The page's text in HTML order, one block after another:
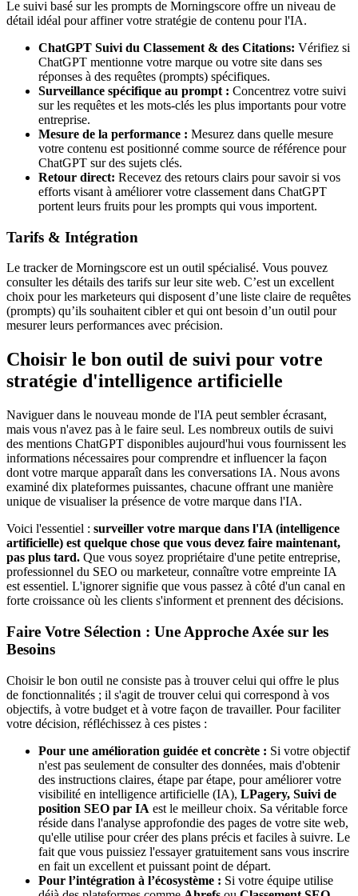
Le suivi basé sur les prompts de Morningscore offre un niveau de
détail idéal pour affiner votre stratégie de contenu pour l'IA.
ChatGPT Suivi du Classement & des Citations: Vérifiez si
ChatGPT mentionne votre marque ou votre site dans ses
réponses à des requêtes (prompts) spécifiques.
Surveillance spécifique au prompt : Concentrez votre suivi
sur les requêtes et les mots-clés les plus importants pour votre
entreprise.
Mesure de la performance : Mesurez dans quelle mesure
votre contenu est positionné comme source de référence pour
ChatGPT sur des sujets clés.
Retour direct: Recevez des retours clairs pour savoir si vos
efforts visant à améliorer votre classement dans ChatGPT
portent leurs fruits pour les prompts qui vous importent.
Tarifs & Intégration
Le tracker de Morningscore est un outil spécialisé. Vous pouvez
consulter les détails des tarifs sur leur site web. C’est un excellent
choix pour les marketeurs qui disposent d’une liste claire de requêtes
(prompts) qu’ils souhaitent cibler et qui ont besoin d’un outil pour
mesurer leurs performances avec précision.
Choisir le bon outil de suivi pour votre
stratégie d'intelligence artificielle
Naviguer dans le nouveau monde de l'IA peut sembler écrasant,
mais vous n'avez pas à le faire seul. Les nombreux outils de suivi
des mentions ChatGPT disponibles aujourd'hui vous fournissent les
informations nécessaires pour comprendre et influencer la façon
dont votre marque apparaît dans les conversations IA. Nous avons
examiné dix plateformes puissantes, chacune offrant une manière
unique de visualiser la présence de votre marque dans l'IA.
Voici l'essentiel : surveiller votre marque dans l'IA (intelligence
artificielle) est quelque chose que vous devez faire maintenant,
pas plus tard. Que vous soyez propriétaire d'une petite entreprise,
professionnel du SEO ou marketeur, connaître votre empreinte IA
est essentiel. L'ignorer signifie que vous passez à côté d'un canal en
forte croissance où les clients s'informent et prennent des décisions.
Faire Votre Sélection : Une Approche Axée sur les
Besoins
Choisir le bon outil ne consiste pas à trouver celui qui offre le plus
de fonctionnalités ; il s'agit de trouver celui qui correspond à vos
objectifs, à votre budget et à votre façon de travailler. Pour faciliter
votre décision, réfléchissez à ces pistes :
Pour une amélioration guidée et concrète : Si votre objectif
n'est pas seulement de consulter des données, mais d'obtenir
des instructions claires, étape par étape, pour améliorer votre
visibilité en intelligence artificielle (IA), LPagery, Suivi de
position SEO par IA est le meilleur choix. Sa véritable force
réside dans l'analyse approfondie des pages de votre site web,
qu'elle utilise pour créer des plans précis et faciles à suivre. Le
fait que vous puissiez l'essayer gratuitement sans vous inscrire
en fait un excellent et puissant point de départ.
Pour l’intégration à l’écosystème : Si votre équipe utilise